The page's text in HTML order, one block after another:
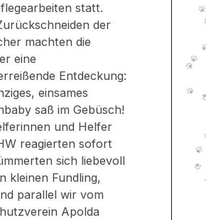
statt.
der
machten die
eine
Entdeckung:
einsames
saß im Gebüsch!
und Helfer
reagierten sofort
sich liebevoll
kleinen Fundling,
parallel wir vom
Apolda